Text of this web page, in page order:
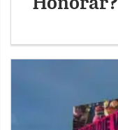
Honorar?